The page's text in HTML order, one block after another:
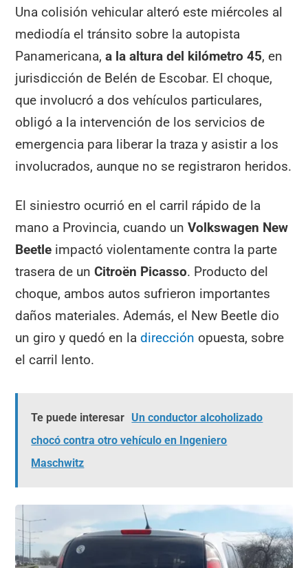
Una colisión vehicular alteró este miércoles al
mediodía el tránsito sobre la autopista
Panamericana,a la altura del kilómetro 45, en
jurisdicción de Belén de Escobar. El choque,
que involucró a dos vehículos particulares,
obligó a la intervención de los servicios de
emergencia para liberar la traza y asistir a los
involucrados, aunque no se registraron heridos.
El siniestro ocurrió en el carril rápido de la
mano a Provincia, cuando unVolkswagen New
Beetle impactó violentamente contra la parte
trasera de unCitroën Picasso. Producto del
choque, ambos autos sufrieron importantes
daños materiales. Además, el New Beetle dio
un giro y quedó en ladirección opuesta, sobre
el carril lento.
Te puede interesar Un conductor alcoholizado
chocó contra otro vehículo en Ingeniero
Maschwitz